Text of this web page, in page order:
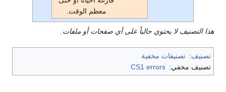
معظم الوقت.
هذا التصنيف لا يحتوي حالياً على أي صفحات أو ملفات.
تصنيف: تصنيفات مخفية
تصنيف مخفي: CS1 errors